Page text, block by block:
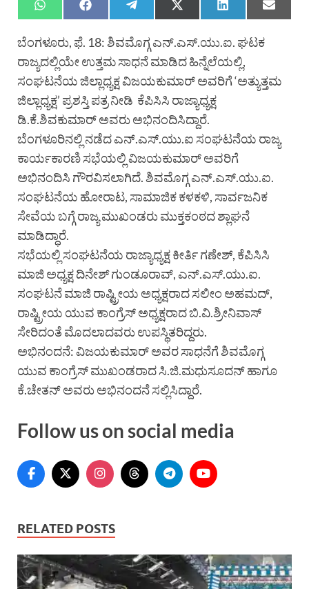
ಬೆಂಗಳೂರು, ಫೆ. 18: ಶಿವಮೊಗ್ಗ ಎನ್.ಎಸ್.ಯು.ಐ. ಘಟಕ
ರಾಜ್ಯದಲ್ಲಿಯೇ ಉತ್ತಮ ಸಾಧನೆ ಮಾಡಿದ ಹಿನ್ನೆಲೆಯಲ್ಲಿ,
ಸಂಘಟನೆಯ ಜಿಲ್ಲಾಧ್ಯಕ್ಷ ವಿಜಯಕುಮಾರ್ ಅವರಿಗೆ ‘ಅತ್ಯುತ್ತಮ
ಜಿಲ್ಲಾಧ್ಯಕ್ಷ’ ಪ್ರಶಸ್ತಿ ಪತ್ರ ನೀಡಿ ಕೆಪಿಸಿಸಿ ರಾಜ್ಯಾಧ್ಯಕ್ಷ
ಡಿ.ಕೆ.ಶಿವಕುಮಾರ್ ಅವರು ಅಭಿನಂದಿಸಿದ್ದಾರೆ.
ಬೆಂಗಳೂರಿನಲ್ಲಿ ನಡೆದ ಎನ್.ಎಸ್.ಯು.ಐ ಸಂಘಟನೆಯ ರಾಜ್ಯ
ಕಾರ್ಯಕಾರಣಿ ಸಭೆಯಲ್ಲಿ ವಿಜಯಕುಮಾರ್ ಅವರಿಗೆ
ಅಭಿನಂದಿಸಿ ಗೌರವಿಸಲಾಗಿದೆ. ಶಿವಮೊಗ್ಗ ಎನ್.ಎಸ್.ಯು.ಐ.
ಸಂಘಟನೆಯ ಹೋರಾಟ, ಸಾಮಾಜಿಕ ಕಳಕಳಿ, ಸಾರ್ವಜನಿಕ
ಸೇವೆಯ ಬಗ್ಗೆ ರಾಜ್ಯ ಮುಖಂಡರು ಮುಕ್ತಕಂಠದ ಶ್ಲಾಘನೆ
ಮಾಡಿದ್ಧಾರೆ.
ಸಭೆಯಲ್ಲಿ ಸಂಘಟನೆಯ ರಾಜ್ಯಾಧ್ಯಕ್ಷ ಕೀರ್ತಿ ಗಣೇಶ್, ಕೆಪಿಸಿಸಿ
ಮಾಜಿ ಅಧ್ಯಕ್ಷ ದಿನೇಶ್ ಗುಂಡೂರಾವ್, ಎನ್.ಎಸ್.ಯು.ಐ.
ಸಂಘಟನೆ ಮಾಜಿ ರಾಷ್ಟ್ರೀಯ ಅಧ್ಯಕ್ಷರಾದ ಸಲೀಂ ಅಹಮದ್,
ರಾಷ್ಟ್ರೀಯ ಯುವ ಕಾಂಗ್ರೆಸ್ ಅಧ್ಯಕ್ಷರಾದ ಬಿ.ವಿ.ಶ್ರೀನಿವಾಸ್
ಸೇರಿದಂತೆ ಮೊದಲಾದವರು ಉಪಸ್ಥಿತರಿದ್ದರು.
ಅಭಿನಂದನೆ: ವಿಜಯಕುಮಾರ್ ಅವರ ಸಾಧನೆಗೆ ಶಿವಮೊಗ್ಗ
ಯುವ ಕಾಂಗ್ರೆಸ್ ಮುಖಂಡರಾದ ಸಿ.ಜಿ.ಮಧುಸೂದನ್ ಹಾಗೂ
ಕೆ.ಚೇತನ್ ಅವರು ಅಭಿನಂದನೆ ಸಲ್ಲಿಸಿದ್ದಾರೆ.
Follow us on social media
RELATED POSTS